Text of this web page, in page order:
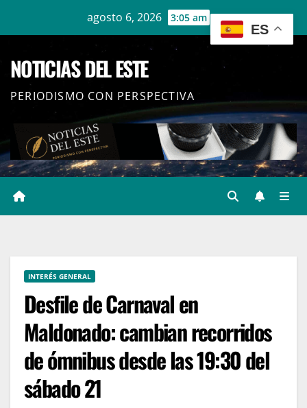
agosto 6, 2026 3:05 am
NOTICIAS DEL ESTE
PERIODISMO CON PERSPECTIVA
INTERÉS GENERAL
Desfile de Carnaval en
Maldonado: cambian recorridos
de ómnibus desde las 19:30 del
sábado 21
ES